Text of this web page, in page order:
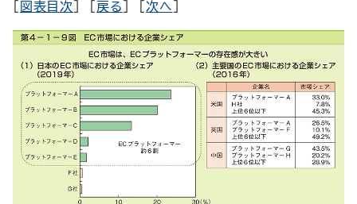
図表目次 戻る ] [次へ